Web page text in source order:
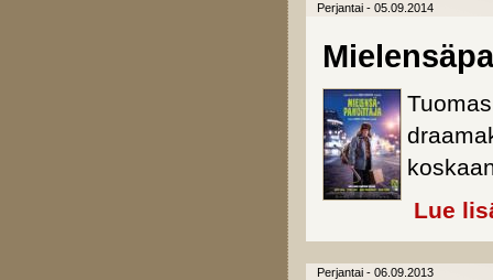
Perjantai - 05.09.2014
Lue
Perjantai - 06.09.2013